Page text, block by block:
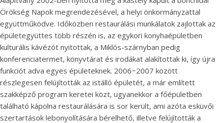
Örökség Napok megrendezésével, a helyi önkormányzattal
együttműködve. Időközben restaurálási munkálatok zajlottak az
épületegyüttes több részén is, az egykori konyhaépületben
kulturális kávézót nyitottak, a Miklós-szárnyban pedig
konferenciatermet, könyvtárat és irodákat alakítottak ki, így újra
funkciót adva egyes épületeknek. 2006−2007 között
részlegesen felújították az istálló épületét, a már említett
szakképző program keretei közt, ugyanekkor a főépületben
található kápolna restaurálására is sor került, ami azóta esküvői
szertartások lebonyolítására bérelhető, illetve felújították a